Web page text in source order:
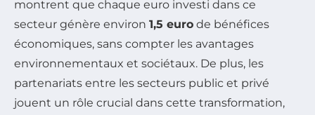
montrent que chaque euro investi dans ce
secteur génère environ 1,5 euro de bénéfices
économiques, sans compter les avantages
environnementaux et sociétaux. De plus, les
partenariats entre les secteurs public et privé
jouent un rôle crucial dans cette transformation,